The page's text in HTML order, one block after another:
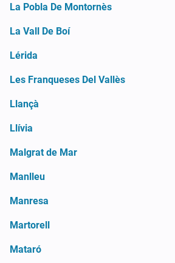
La Pobla De Montornès
La Vall De Boí
Lérida
Les Franqueses Del Vallès
Llançà
Llívia
Malgrat de Mar
Manlleu
Manresa
Martorell
Mataró